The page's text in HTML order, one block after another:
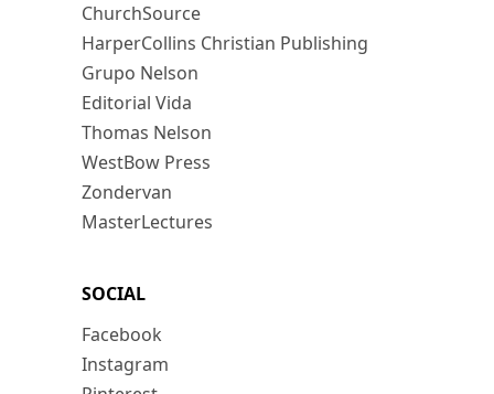
ChurchSource
HarperCollins Christian Publishing
Grupo Nelson
Editorial Vida
Thomas Nelson
WestBow Press
Zondervan
MasterLectures
SOCIAL
Facebook
Instagram